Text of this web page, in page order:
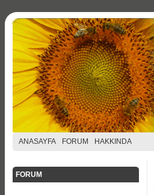
ANASAYFA FORUM HAKKINDA
FORUM